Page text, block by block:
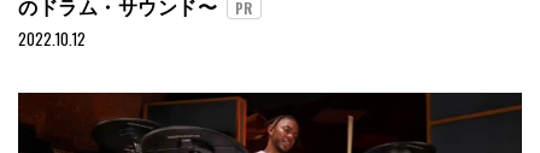
PR
2022.10.12